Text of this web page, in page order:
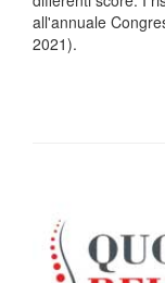
all'annuale
2021).